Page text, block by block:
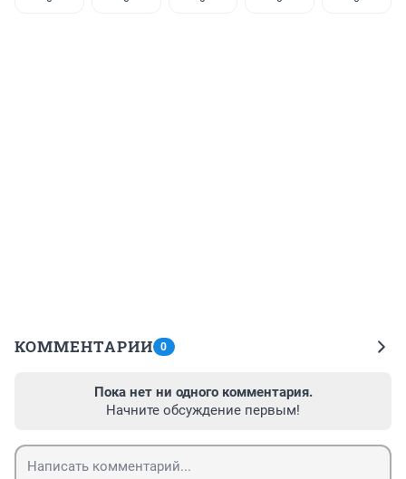
КОММЕНТАРИИ 0
Пока нет ни одного комментария.
Начните обсуждение первым!